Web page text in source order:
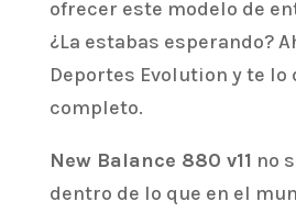
ofrecer este modelo de
¿La estabas esperando?
Deportes Evolution y te
completo.
New Balance 880 v11 no
dentro de lo que en el